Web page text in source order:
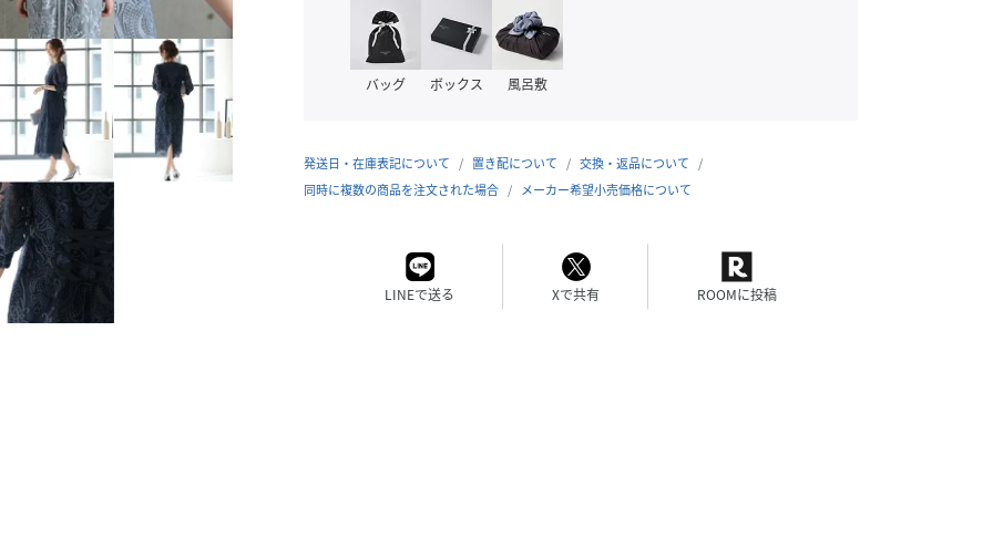
バッグ ボックス 風呂敷
発送日・在庫表記について 置き配について
交換・返品について
同時に複数の商品を注文された場合
メーカー希望小売価格について
LINEで送る Xで共有 ROOMに投稿